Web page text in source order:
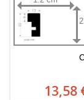
13,58